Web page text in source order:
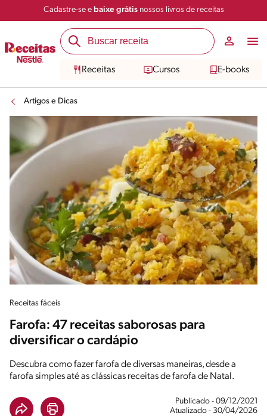
Cadastre-se e baixe grátisnossos livros de receitas
Receitas Cursos E-books
Artigos e Dicas
Receitas fáceis
Farofa: 47 receitas saborosas para
diversificar o cardápio
Descubra como fazer farofa de diversas maneiras, desde a
farofa simples até as clássicas receitas de farofa de Natal.
Publicado - 09/12/2021
Atualizado - 30/04/2026